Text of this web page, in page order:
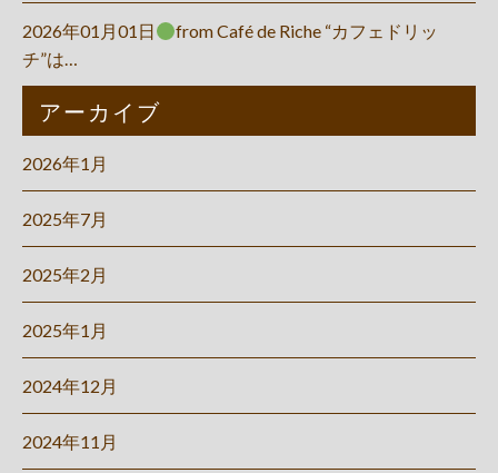
2026年01月01日
from Café de Riche “カフェドリッ
チ”は…
アーカイブ
2026年1月
2025年7月
2025年2月
2025年1月
2024年12月
2024年11月